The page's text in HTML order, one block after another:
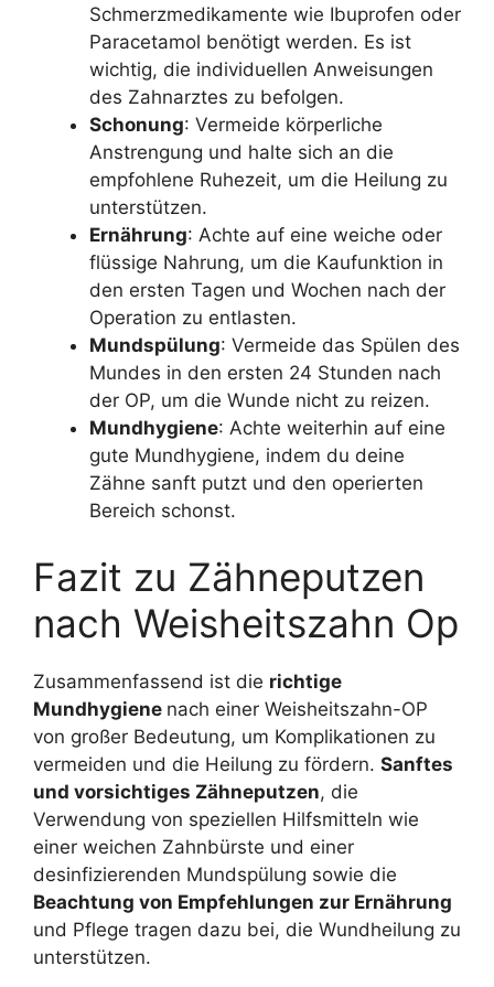
Schmerzmedikamente wie Ibuprofen oder
Paracetamol benötigt werden. Es ist
wichtig, die individuellen Anweisungen
des Zahnarztes zu befolgen.
Schonung: Vermeide körperliche
Anstrengung und halte sich an die
empfohlene Ruhezeit, um die Heilung zu
unterstützen.
Ernährung: Achte auf eine weiche oder
flüssige Nahrung, um die Kaufunktion in
den ersten Tagen und Wochen nach der
Operation zu entlasten.
Mundspülung: Vermeide das Spülen des
Mundes in den ersten 24 Stunden nach
der OP, um die Wunde nicht zu reizen.
Mundhygiene: Achte weiterhin auf eine
gute Mundhygiene, indem du deine
Zähne sanft putzt und den operierten
Bereich schonst.
Fazit zu Zähneputzen
nach Weisheitszahn Op
Zusammenfassend ist die richtige
Mundhygiene nach einer Weisheitszahn-OP
von großer Bedeutung, um Komplikationen zu
vermeiden und die Heilung zu fördern. Sanftes
und vorsichtiges Zähneputzen, die
Verwendung von speziellen Hilfsmitteln wie
einer weichen Zahnbürste und einer
desinfizierenden Mundspülung sowie die
Beachtung von Empfehlungen zur Ernährung
und Pflege tragen dazu bei, die Wundheilung zu
unterstützen.